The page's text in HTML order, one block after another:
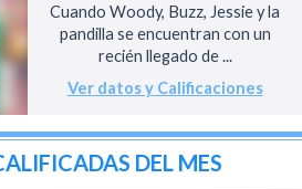
Cuando Woody, Buzz, Jessie y la
pandilla se encuentran con un
recién llegado de ...
Ver datos y Calificaciones
DEL MES